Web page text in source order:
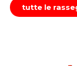
tutte le